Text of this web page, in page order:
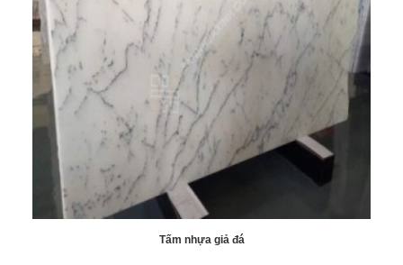
Tấm nhựa giả đá